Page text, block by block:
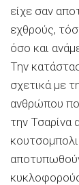
είχε σαν
εχθρούς,
όσο και
Την
σχετικά με
ανθρώπου
την Τσαρίνα